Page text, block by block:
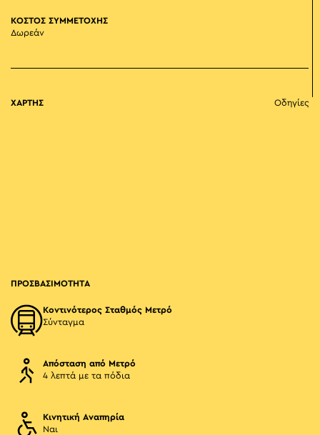
ΚΟΣΤΟΣ ΣΥΜΜΕΤΟΧΗΣ
Δωρεάν
ΧΑΡΤΗΣ Οδηγίες
ΠΡΟΣΒΑΣΙΜΟΤΗΤΑ
Κοντινότερος Σταθμός Μετρό
Σύνταγμα
Απόσταση από Μετρό
4 λεπτά με τα πόδια
Κινητική Αναπηρία
Ναι